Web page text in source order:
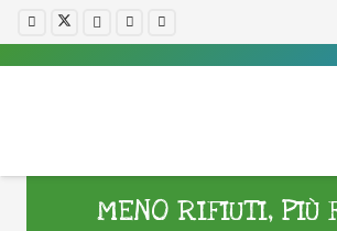
MENO RIFIUTI, PIÙ